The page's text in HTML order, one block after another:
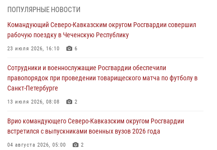
07 августа 2026, 13:30 1
В Югре при содействии спецназа Росгвардии пресечено более 180
нарушений миграционного законодательства
07 августа 2026, 12:54
Тонувшего ребенка спас росгвардеец в Краснодарском крае
07 августа 2026, 12:37
Юные гости из летних лагерей посетили кинологический центр
07 августа 2026, 12:20 3
Представители ФСБ России по Уральскому округу Росгвардии и
ПОПУЛЯРНЫЕ НОВОСТИ
Командующий Северо-Кавказским округом Росгвардии совершил
рабочую поездку в Чеченскую Республику
23 июля 2026, 16:10 6
Сотрудники и военнослужащие Росгвардии обеспечили
правопорядок при проведении товарищеского матча по футболу в
Санкт-Петербурге
13 июля 2026, 08:08 2
Врио командующего Северо-Кавказским округом Росгвардии
встретился с выпускниками военных вузов 2026 года
04 августа 2026, 05:00 2